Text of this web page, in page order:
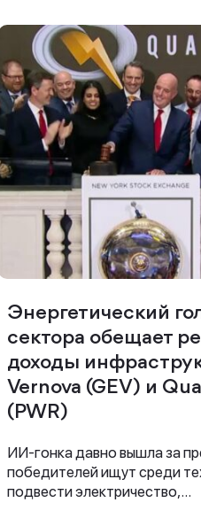
Энергетический
сектора обещает
доходы
Vernova (GEV) и
(PWR)
ИИ-гонка давно вышла за
победителей ищут среди
подвести электричество,...